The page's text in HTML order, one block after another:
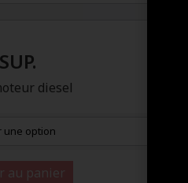
diesel
au panier